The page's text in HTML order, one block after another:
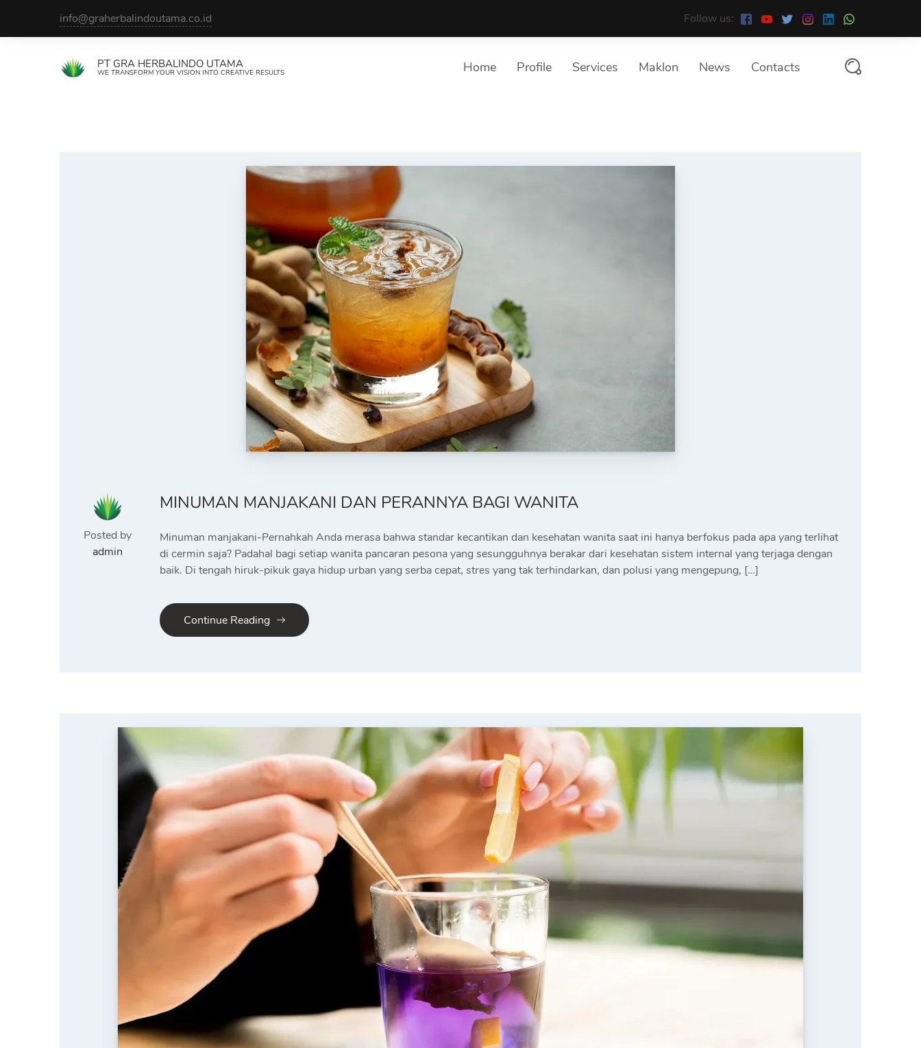
info@graherbalindoutama.co.id Follow us:
PT GRA HERBALINDO UTAMA
WE TRANSFORM YOUR VISION INTO CREATIVE RESULTS Home Profile Services Maklon News Contacts
Posted by
admin
MINUMAN MANJAKANI DAN PERANNYA BAGI WANITA
Minuman manjakani-Pernahkah Anda merasa bahwa standar kecantikan dan kesehatan wanita saat ini hanya berfokus pada apa yang terlihat
di cermin saja? Padahal bagi setiap wanita pancaran pesona yang sesungguhnya berakar dari kesehatan sistem internal yang terjaga dengan
baik. Di tengah hiruk-pikuk gaya hidup urban yang serba cepat, stres yang tak terhindarkan, dan polusi yang mengepung, […]
Continue Reading